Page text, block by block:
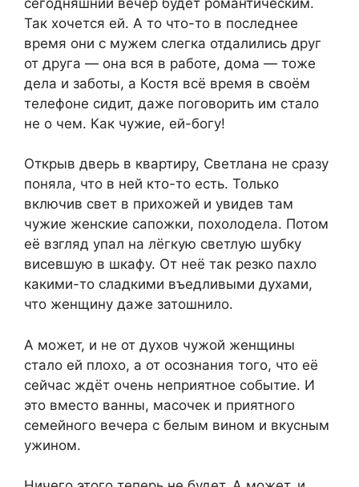
Так хочется ей. А то что-то в последнее
время они с мужем слегка отдалились друг
от друга — она вся в работе, дома — тоже
дела и заботы, а Костя всё время в своём
телефоне сидит, даже поговорить им стало
не о чем. Как чужие, ей-богу!
Открыв дверь в квартиру, Светлана не сразу
поняла, что в ней кто-то есть. Только
включив свет в прихожей и увидев там
чужие женские сапожки, похолодела. Потом
её взгляд упал на лёгкую светлую шубку
висевшую в шкафу. От неё так резко пахло
какими-то сладкими въедливыми духами,
что женщину даже затошнило.
А может, и не от духов чужой женщины
стало ей плохо, а от осознания того, что её
сейчас ждёт очень неприятное событие. И
это вместо ванны, масочек и приятного
семейного вечера с белым вином и вкусным
ужином.